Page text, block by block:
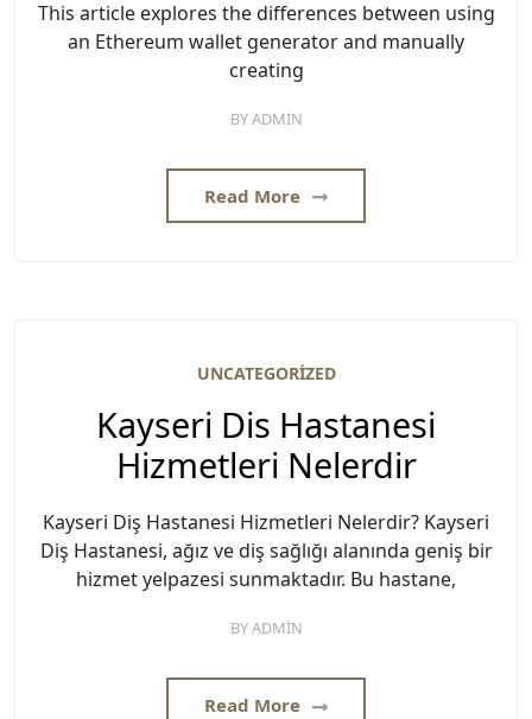
This article explores the differences between using
an Ethereum wallet generator and manually
creating
BYADMIN
Read More
UNCATEGORIZED
Kayseri Dis Hastanesi
Hizmetleri Nelerdir
Kayseri Diş Hastanesi Hizmetleri Nelerdir? Kayseri
Diş Hastanesi, ağız ve diş sağlığı alanında geniş bir
hizmet yelpazesi sunmaktadır. Bu hastane,
BYADMIN
Read More